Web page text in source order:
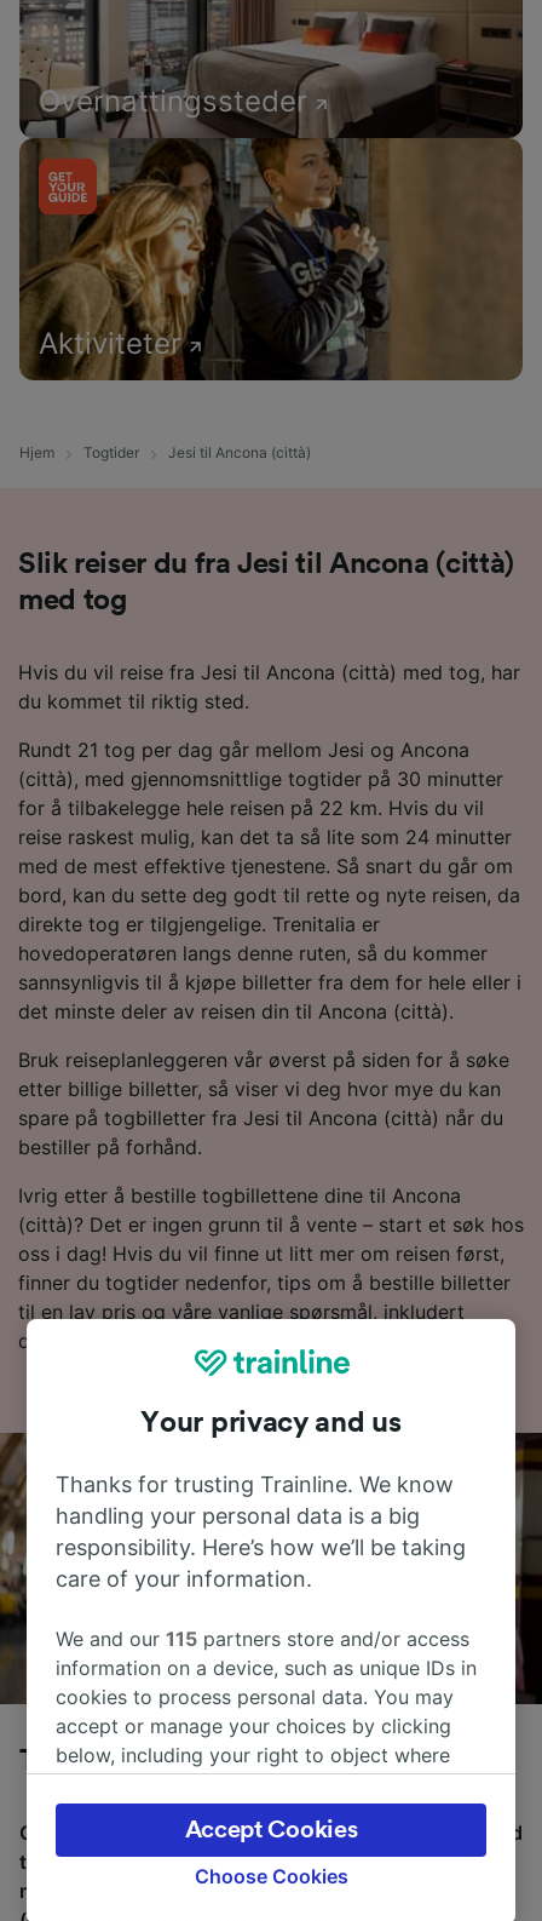
Overnattingssteder
Aktiviteter
Hjem Togtider Jesi til Ancona (città)
Slik reiser du fra Jesi til Ancona (città)
med tog
Hvis du vil reise fra Jesi til Ancona (città) med tog, har
du kommet til riktig sted.
Rundt 21 tog per dag går mellom Jesi og Ancona
(città), med gjennomsnittlige togtider på 30 minutter
for å tilbakelegge hele reisen på 22 km. Hvis du vil
reise raskest mulig, kan det ta så lite som 24 minutter
med de mest effektive tjenestene. Så snart du går om
bord, kan du sette deg godt til rette og nyte reisen, da
direkte tog er tilgjengelige. Trenitalia er
hovedoperatøren langs denne ruten, så du kommer
sannsynligvis til å kjøpe billetter fra dem for hele eller i
det minste deler av reisen din til Ancona (città).
Bruk reiseplanleggeren vår øverst på siden for å søke
etter billige billetter, så viser vi deg hvor mye du kan
spare på togbilletter fra Jesi til Ancona (città) når du
bestiller på forhånd.
Ivrig etter å bestille togbillettene dine til Ancona
(città)? Det er ingen grunn til å vente – start et søk hos
oss i dag! Hvis du vil finne ut litt mer om reisen først,
finner du togtider nedenfor, tips om å bestille billetter
til en lav pris og våre vanlige spørsmål, inkludert
dagens første og siste tog.
Tog fra Jesi til Ancona (città)
Gjennomsnittlig tid å reise fra Jesi til Ancona (città) med
tog er 30m, over en avstand på rundt 22 km. Det er
normalt 21 tog per dag som reiser fra Jesi til Ancona
Your privacy and us
Thanks for trusting Trainline. We know
handling your personal data is a big
responsibility. Here’s how we’ll be taking
care of your information.
We and our115 partners store and/or access
information on a device, such as unique IDs in
cookies to process personal data. You may
accept or manage your choices by clicking
below, including your right to object where
the privacy policy page. These choices will be
signaled to our partners and will not affect
browsing data. Your data will not be used for
Choose Cookies
Accept Cookies